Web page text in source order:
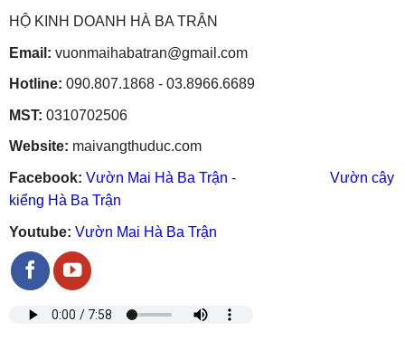
HỘ KINH DOANH HÀ BA TRẬN
Email: vuonmaihabatran@gmail.com
Hotline: 090.807.1868 - 03.8966.6689
MST: 0310702506
Website: maivangthuduc.com
Facebook: Vườn Mai Hà Ba Trận - Vườn cây
kiểng Hà Ba Trận
Youtube: Vườn Mai Hà Ba Trận